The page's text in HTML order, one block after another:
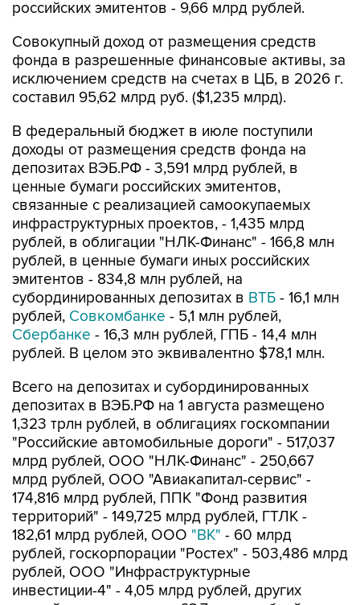
Совокупный доход от размещения средств
исключением средств на счетах в ЦБ, в 2026 г.
составил 95,62 млрд руб. ($1,235 млрд).
В федеральный бюджет в июле поступили
депозитах ВЭБ.РФ - 3,591 млрд рублей, в
ценные бумаги российских эмитентов,
связанные с реализацией самоокупаемых
инфраструктурных проектов, - 1,435 млрд
рублей, в облигации "НЛК-Финанс" - 166,8 млн
рублей, в ценные бумаги иных российских
эмитентов - 834,8 млн рублей, на
субординированных депозитах вВТБ- 16,1 млн
рублей,Совкомбанке - 5,1 млн рублей,
Сбербанке- 16,3 млн рублей, ГПБ - 14,4 млн
рублей. В целом это эквивалентно $78,1 млн.
Всего на депозитах и субординированных
1,323 трлн рублей, в облигациях госкомпании
"Российские автомобильные дороги" - 517,037
млрд рублей, ООО "НЛК-Финанс" - 250,667
млрд рублей, ООО "Авиакапитал-сервис" -
174,816 млрд рублей, ППК "Фонд развития
территорий" - 149,725 млрд рублей, ГТЛК -
182,61 млрд рублей, ООО "ВК"- 60 млрд
рублей, госкорпорации "Ростех" - 503,486 млрд
рублей, ООО "Инфраструктурные
инвестиции-4" - 4,05 млрд рублей, других
российских эмитентов - 63,7 млрд рублей,
$1,875 млрд и 10 млрд юаней.